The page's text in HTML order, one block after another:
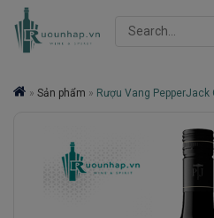
Skip
Search
» Sản phẩm » Rượu Vang